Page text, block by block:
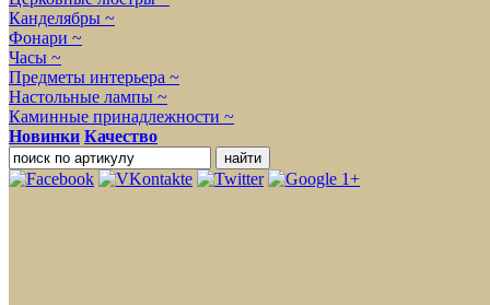
Канделябры ~
Фонари ~
Часы ~
Предметы интерьера ~
Настольные лампы ~
Каминные принадлежности ~
Новинки Качество